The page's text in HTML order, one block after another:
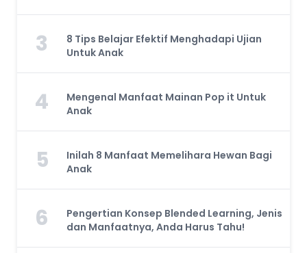
3
8 Tips Belajar Efektif Menghadapi Ujian
Untuk Anak
4
Mengenal Manfaat Mainan Pop it Untuk
Anak
5
Inilah 8 Manfaat Memelihara Hewan Bagi
Anak
6
Pengertian Konsep Blended Learning, Jenis
dan Manfaatnya, Anda Harus Tahu!